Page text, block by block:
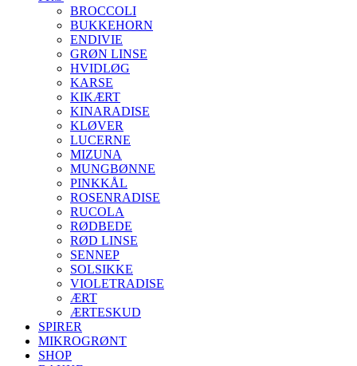
BROCCOLI
BUKKEHORN
ENDIVIE
GRØN LINSE
HVIDLØG
KARSE
KIKÆRT
KINARADISE
KLØVER
LUCERNE
MIZUNA
MUNGBØNNE
PINKKÅL
ROSENRADISE
RUCOLA
RØDBEDE
RØD LINSE
SENNEP
SOLSIKKE
VIOLETRADISE
ÆRT
ÆRTESKUD
SPIRER
MIKROGRØNT
SHOP